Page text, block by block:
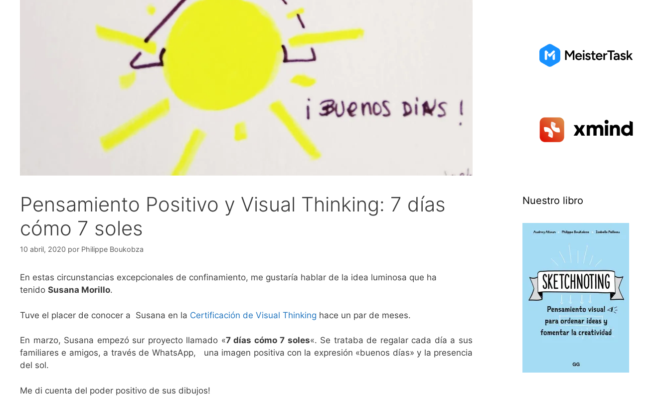
Pensamiento Positivo y Visual Thinking: 7 días
cómo 7 soles
10 abril, 2020 por Philippe Boukobza
En estas circunstancias excepcionales de confinamiento, me gustaría hablar de la idea luminosa que ha
tenido Susana Morillo.
Tuve el placer de conocer a Susana en la Certificación de Visual Thinking hace un par de meses.
En marzo, Susana empezó sur proyecto llamado «7 días cómo 7 soles«. Se trataba de regalar cada día a sus
familiares e amigos, a través de WhatsApp, una imagen positiva con la expresión «buenos días» y la presencia
del sol.
Me di cuenta del poder positivo de sus dibujos!
Nuestro libro